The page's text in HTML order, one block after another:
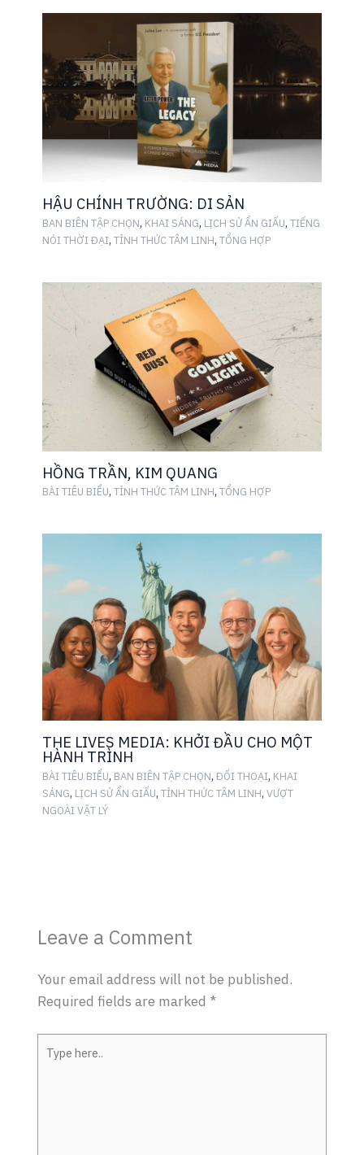
HẬU CHÍNH TRƯỜNG: DI SẢN
BAN BIÊN TẬP CHỌN, KHAI SÁNG, LỊCH SỬ ẨN GIẤU, TIẾNG
NÓI THỜI ĐẠI, TỈNH THỨC TÂM LINH, TỔNG HỢP
HỒNG TRẦN, KIM QUANG
BÀI TIÊU BIỂU, TỈNH THỨC TÂM LINH, TỔNG HỢP
THE LIVES MEDIA: KHỞI ĐẦU CHO MỘT
HÀNH TRÌNH
BÀI TIÊU BIỂU, BAN BIÊN TẬP CHỌN, ĐỐI THOẠI, KHAI
SÁNG, LỊCH SỬ ẨN GIẤU, TỈNH THỨC TÂM LINH, VƯỢT
NGOÀI VẬT LÝ
Leave a Comment
Your email address will not be published.
Required fields are marked *
here..